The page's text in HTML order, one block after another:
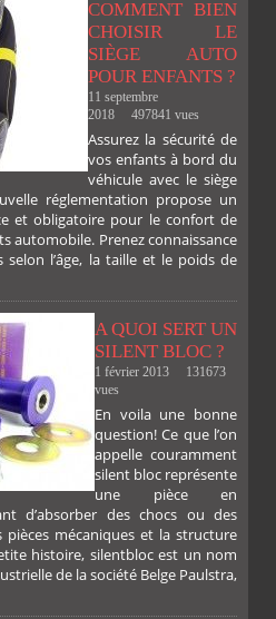
COMMENT BIEN
CHOISIR LE
SIÈGE AUTO
POUR ENFANTS ?
11 septembre
2018
497841 vues
Assurez la sécurité de
vos enfants à bord du
véhicule avec le siège
réglementation propose un
et obligatoire pour le confort de
automobile. Prenez connaissance
selon l’âge, la taille et le poids de
A QUOI SERT UN
SILENT BLOC ?
1 février 2013
131673
vues
En voila une bonne
question! Ce que l’on
appelle couramment
silent bloc représente
une pièce en
d’absorber des chocs ou des
mécaniques et la structure
histoire, silentbloc est un nom
de la société Belge Paulstra,